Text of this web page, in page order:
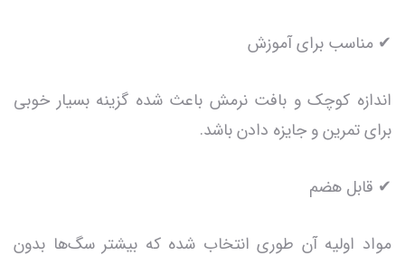
✔ مناسب برای آموزش
اندازه کوچک و بافت نرمش باعث شده گزینه بسیار خوبی
برای تمرین و جایزه دادن باشد.
✔ قابل هضم
مواد اولیه آن طوری انتخاب شده که بیشتر سگ‌ها بدون